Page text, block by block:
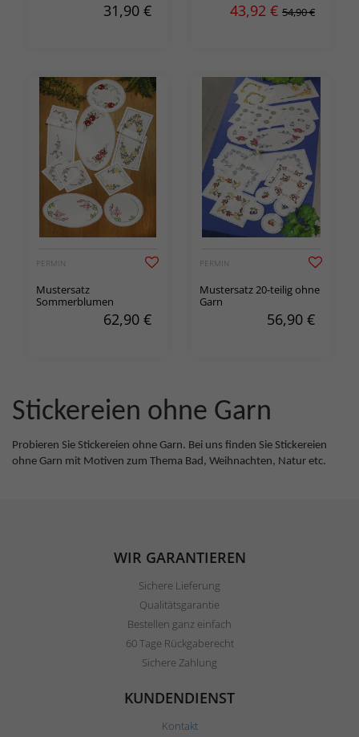
31,90 € 43,92 € 54,90 €
PERMIN
Mustersatz
Sommerblumen
62,90 €
PERMIN
Mustersatz 20-teilig ohne
Garn
56,90 €
Stickereien ohne Garn
Probieren Sie Stickereien ohne Garn. Bei uns finden Sie Stickereien
ohne Garn mit Motiven zum Thema Bad, Weihnachten, Natur etc.
WIR GARANTIEREN
Sichere Lieferung
Qualitätsgarantie
Bestellen ganz einfach
60 Tage Rückgaberecht
Sichere Zahlung
KUNDENDIENST
Kontakt